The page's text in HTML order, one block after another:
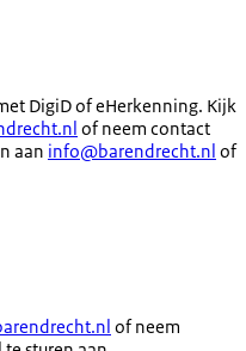
DigiD of eHerkenning. Kijk
of neem contact
aan info@barendrecht.nl of
of neem